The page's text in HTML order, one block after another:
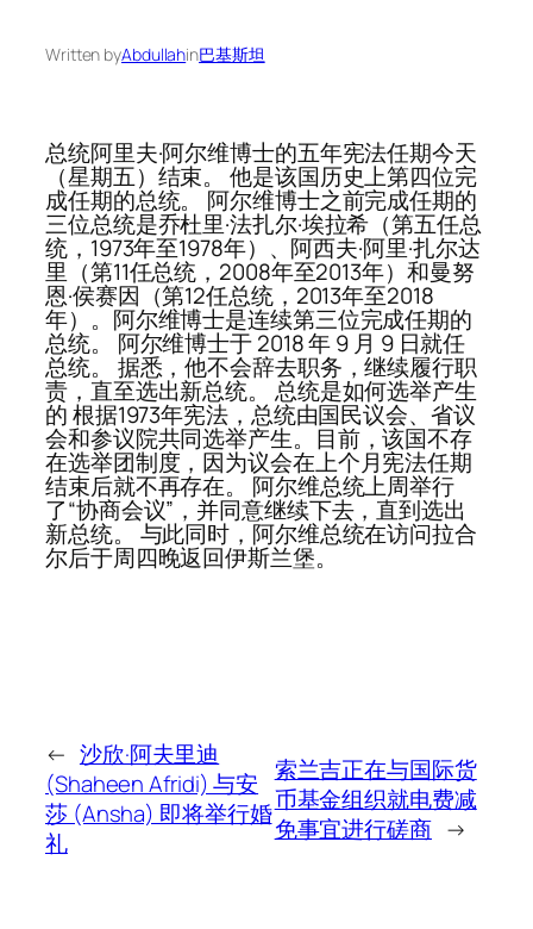
Written byAbdullahin巴基斯坦
总统阿里夫·阿尔维博士的五年宪法任期今天
（星期五）结束。 他是该国历史上第四位完
成任期的总统。 阿尔维博士之前完成任期的
三位总统是乔杜里·法扎尔·埃拉希（第五任总
统，1973年至1978年）、阿西夫·阿里·扎尔达
里（第11任总统，2008年至2013年）和曼努
恩·侯赛因（第12任总统，2013年至2018
年）。阿尔维博士是连续第三位完成任期的
总统。 阿尔维博士于 2018 年 9 月 9 日就任
总统。 据悉，他不会辞去职务，继续履行职
责，直至选出新总统。 总统是如何选举产生
的 根据1973年宪法，总统由国民议会、省议
会和参议院共同选举产生。目前，该国不存
在选举团制度，因为议会在上个月宪法任期
结束后就不再存在。 阿尔维总统上周举行
了“协商会议”，并同意继续下去，直到选出
新总统。 与此同时，阿尔维总统在访问拉合
尔后于周四晚返回伊斯兰堡。
← 沙欣·阿夫里迪
(Shaheen Afridi) 与安
莎 (Ansha) 即将举行婚
礼
索兰吉正在与国际货
币基金组织就电费减
免事宜进行磋商 →